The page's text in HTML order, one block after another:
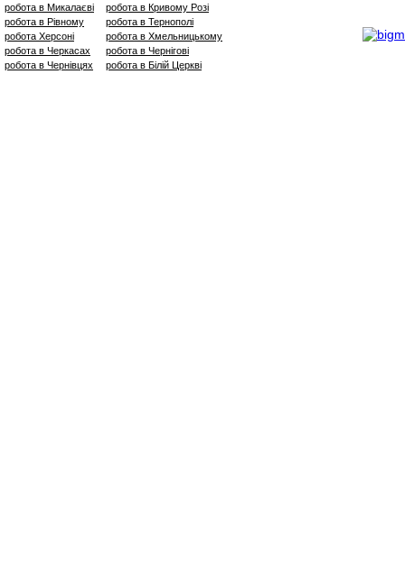
робота в Микалаєві
робота в Рівному
робота Херсоні
робота в Черкасах
робота в Чернівцях
робота в Кривому Розі
робота в Тернополі
робота в Хмельницькому
робота в Чернігові
робота в Білій Церкві